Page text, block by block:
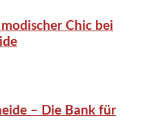
Chic bei
– Die Bank für